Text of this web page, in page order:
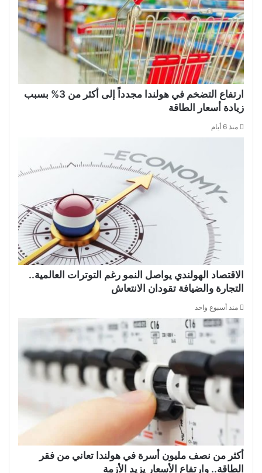
ارتفاع التضخم في هولندا مجدداً إلى أكثر من 3% بسبب
زيادة أسعار الطاقة
منذ 6 أيام
الاقتصاد الهولندي يواصل النمو رغم التوترات العالمية..
التجارة والضيافة تقودان الانتعاش
منذ أسبوع واحد
أكثر من نصف مليون أسرة في هولندا تعاني من فقر
الطاقة.. وارتفاع الأسعار يزيد الأزمة